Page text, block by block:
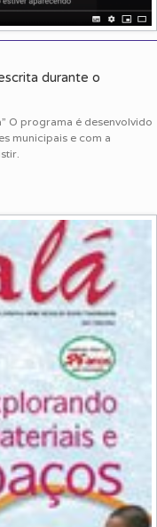
durante o
O programa é desenvolvido
municipais e com a